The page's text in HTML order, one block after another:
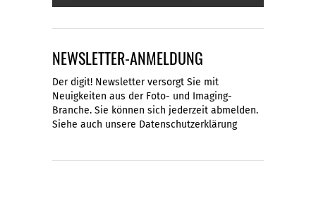
NEWSLETTER-ANMELDUNG
Der digit! Newsletter versorgt Sie mit
Neuigkeiten aus der Foto- und Imaging-
Branche. Sie können sich jederzeit abmelden.
Siehe auch unsere Datenschutzerklärung